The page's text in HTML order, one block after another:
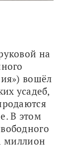
на
вошёл
усадеб,
В этом
миллион